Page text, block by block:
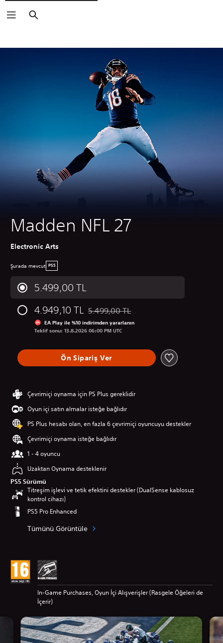
Arama
Madden NFL 27
Electronic Arts
Şurada mevcut PS5
5.499,00 TL
4.949,10 TL
Orijinal fiyat olan 5.499,00 TL üzerinden
5.499,00 TL
EA Play ile %10 indirimden yararlanın
Teklif sonu: 13.8.2026 06:00 PM UTC
Ön Sipariş Ver
Çevrimiçi oynama için PS Plus gereklidir
Oyun içi satın almalar isteğe bağlıdır
PS Plus hesabı olan, en fazla 6 çevrimiçi oyuncuyu destekler
Çevrimiçi oynama isteğe bağlıdır
1 - 4 oyuncu
Uzaktan Oynama desteklenir
PS5 Sürümü
Titreşim işlevi ve tetik efektini destekler (DualSense kablosuz
kontrol cihazı)
PS5 Pro Enhanced
Tümünü Görüntüle
In-Game Purchases, Oyun İçi Alışverişler (Rasgele Öğeleri de
İçerir)